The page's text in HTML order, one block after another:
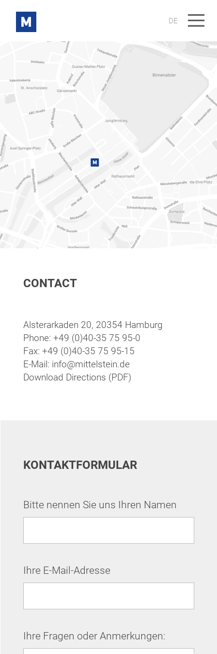
DE
Show on Google Maps?
CONTACT
Alsterarkaden 20, 20354 Hamburg
Phone: +49 (0)40-35 75 95-0
Fax: +49 (0)40-35 75 95-15
E-Mail: info@mittelstein.de
Download Directions (PDF)
KONTAKTFORMULAR
Bitte nennen Sie uns Ihren Namen
Ihre E-Mail-Adresse
Ihre Fragen oder Anmerkungen: